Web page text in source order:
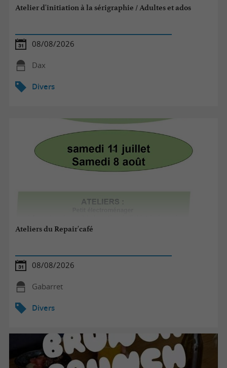
Atelier d'initiation à la sérigraphie / Adultes et ados
08/08/2026
Dax
Divers
Ateliers du Repair'café
08/08/2026
Gabarret
Divers